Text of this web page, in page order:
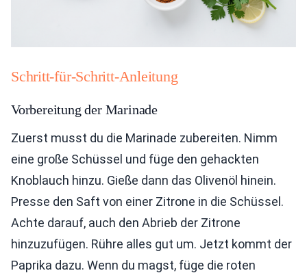
Schritt-für-Schritt-Anleitung
Vorbereitung der Marinade
Zuerst musst du die Marinade zubereiten. Nimm
eine große Schüssel und füge den gehackten
Knoblauch hinzu. Gieße dann das Olivenöl hinein.
Presse den Saft von einer Zitrone in die Schüssel.
Achte darauf, auch den Abrieb der Zitrone
hinzuzufügen. Rühre alles gut um. Jetzt kommt der
Paprika dazu. Wenn du magst, füge die roten